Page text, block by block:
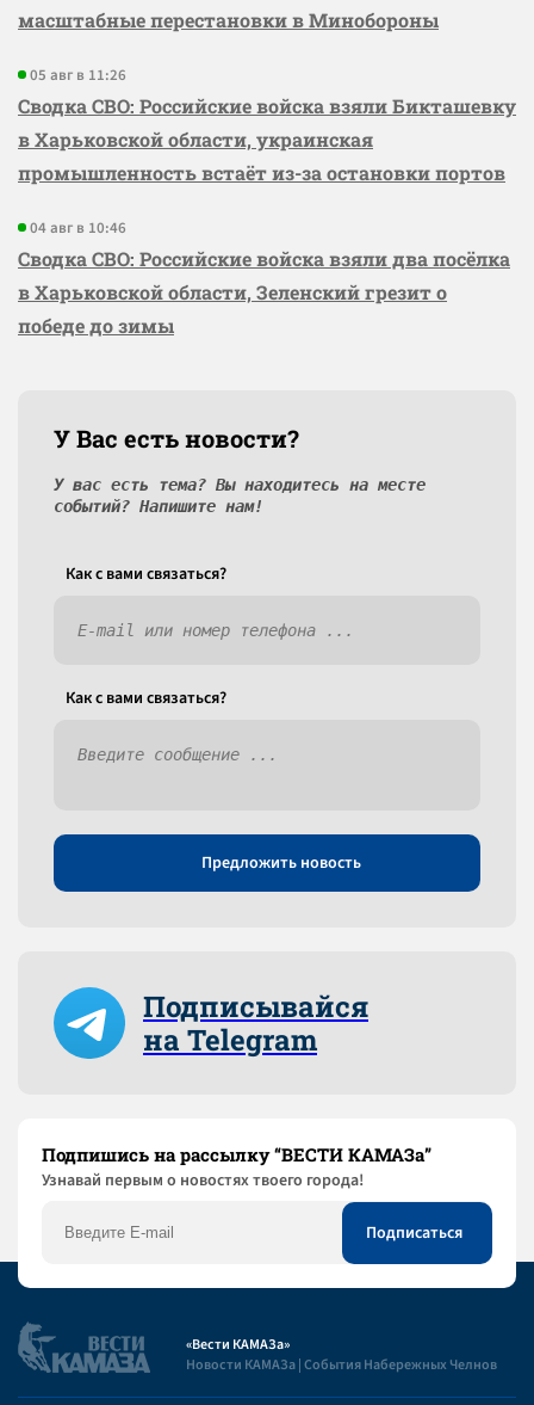
масштабные перестановки в Минобороны
05 авг в 11:26
Сводка СВО: Российские войска взяли Бикташевку
в Харьковской области, украинская
промышленность встаёт из-за остановки портов
04 авг в 10:46
Сводка СВО: Российские войска взяли два посёлка
в Харьковской области, Зеленский грезит о
победе до зимы
У Вас есть новости?
У вас есть тема? Вы находитесь на месте
событий? Напишите нам!
Как c вами связаться?
Как c вами связаться?
Предложить новость
Подписывайся
на Telegram
Подпишись на рассылку “ВЕСТИ КАМАЗа”
Узнaвай первым о новостях твоего города!
«Вести КАМАЗа»
Новости КАМАЗа | События Набережных Челнов